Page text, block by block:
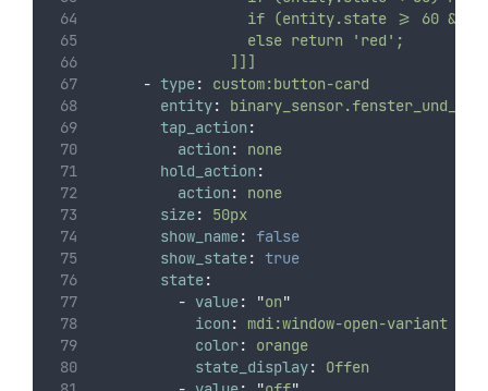
if (entity.state >= 60 &&
                  else return 'red';
                ]]]
- type:
custom:button-card
entity:
tap_action :
action :
none
hold_action :
action :
none
size:
50px
show_name:
false
show_state: true
state:
- value: "on"
icon :
mdi:window-open-variant
color:
orange
state_display:
Offen